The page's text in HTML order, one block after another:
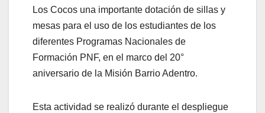
Los Cocos una importante dotación de sillas y
mesas para el uso de los estudiantes de los
diferentes Programas Nacionales de
Formación PNF, en el marco del 20°
aniversario de la Misión Barrio Adentro.
Esta actividad se realizó durante el despliegue